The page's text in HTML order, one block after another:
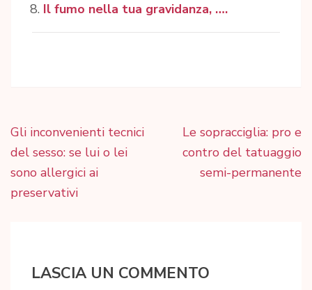
Il fumo nella tua gravidanza, ….
Navigazione
articoli
Gli inconvenienti tecnici
del sesso: se lui o lei
sono allergici ai
preservativi
Le sopracciglia: pro e
contro del tatuaggio
semi-permanente
LASCIA UN COMMENTO